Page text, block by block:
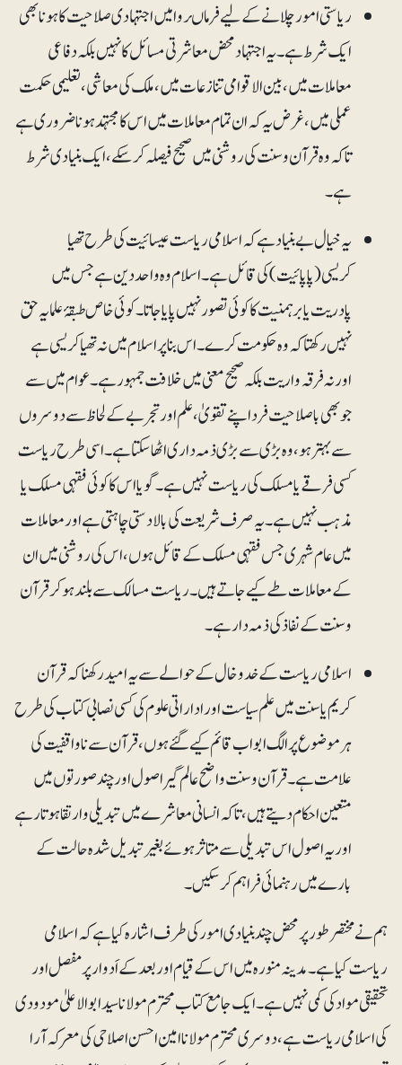
ریاستی امور چلانے کے لیے فرما ںروا میں اجتہادی صلاحیت کا ہونا بھی
ایک شرط ہے۔ یہ اجتہاد محض معاشرتی مسائل کا نہیں بلکہ دفاعی
معاملات میں ، بین الاقوامی تنازعات میں ، ملک کی معاشی ، تعلیمی حکمت
عملی میں، غرض یہ کہ ان تمام معاملات میں اس کا مجتہد ہونا ضروری ہے
تاکہ وہ قرآن و سنت کی روشنی میں صحیح فیصلہ کر سکے ، ایک بنیادی شرط
ہے ۔
یہ خیال بے بنیاد ہے کہ اسلامی ریاست عیسائیت کی طرح تھیا
کریسی(پاپائیت) کی قائل ہے۔اسلام وہ واحد دین ہے جس میں
پادریت یا برہمنیت کا کوئی تصور نہیں پایا جاتا ۔ کوئی خاص طبقۂ علما یہ حق
نہیں رکھتا کہ وہ حکومت کرے۔ اس بنا پر اسلام میں نہ تھیا کریسی ہے
اور نہ فرقہ واریت بلکہ صحیح معنی میں خلافت جمہور ہے ۔ عوام میں سے
جو بھی باصلاحیت فرد اپنے تقویٰ، علم اور تجربے کے لحاظ سے دوسروں
سے بہتر ہو، وہ بڑی سے بڑی ذمہ داری اٹھا سکتا ہے ۔ اسی طرح ریاست
کسی فرقے یا مسلک کی ریاست نہیں ہے۔ گویا اس کا کوئی فقہی مسلک یا
مذہب نہیں ہے۔ یہ صرف شریعت کی بالادستی چاہتی ہے اور معاملات
میں عام شہری جس فقہی مسلک کے قائل ہوں، اس کی روشنی میں ان
کے معاملات طے کیے جاتے ہیں ۔ریاست مسالک سے بلند ہوکر قرآن
و سنت کے نفاذ کی ذمہ دار ہے۔
اسلامی ریاست کے خدوخال کے حوالے سے یہ امید رکھنا کہ قرآن
کریم یا سنت میں علم سیاست اور اداراتی علوم کی کسی نصابی کتاب کی طرح
ہر موضوع پر الگ ابواب قائم کیے گئے ہوں، قرآن سے ناواقفیت کی
علامت ہے ۔ قرآن و سنت واضح عالم گیر اصول اور چند صورتوں میں
متعین احکام دیتے ہیں، تاکہ انسانی معاشرے میں تبدیلی و ارتقا ہوتا رہے
اور یہ اصول اس تبدیلی سے متاثر ہوئے بغیر تبدیل شدہ حالت کے
بارے میں رہنمائی فراہم کر سکیں ۔
ہم نے مختصر طور پر محض چند بنیادی امور کی طرف اشارہ کیا ہے کہ اسلامی
ریاست کیا ہے۔ مدینہ منورہ میں اس کے قیام اور بعد کے اَدوار پر مفصل اور
تحقیقی موادکی کمی نہیں ہے ۔ ایک جامع کتاب محترم مولانا سید ابوالاعلیٰ مودودی
کی اسلامی ریاست ہے ، دوسری محترم مولانا امین احسن اصلاحی کی معرکہ آرا